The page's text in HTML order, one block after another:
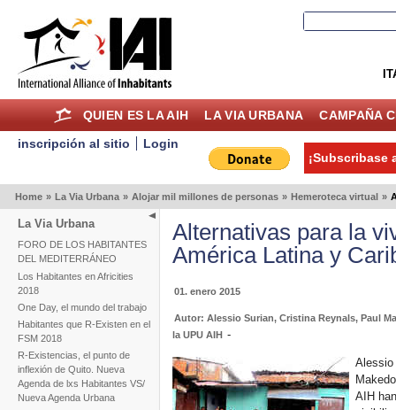
QUIEN ES LA AIH LA VIA URBANA CAMPAÑA
inscripción al sitio
Login
¡Subscribase
Home » La Via Urbana » Alojar mil millones de personas » Hemeroteca virtual »
La Via Urbana
FORO DE LOS HABITANTES
DEL MEDITERRÁNEO
Los Habitantes en Africities
2018
One Day, el mundo del trabajo
Habitantes que R-Existen en el
FSM 2018
R-Existencias, el punto de
inflexión de Quito. Nueva
Agenda de lxs Habitantes VS/
Nueva Agenda Urbana
Alternativas para la
América Latina y
01. enero 2015
Autor: Alessio Surian, Cristina Reynals, Paul
la UPU AIH -
Alessio
AIH